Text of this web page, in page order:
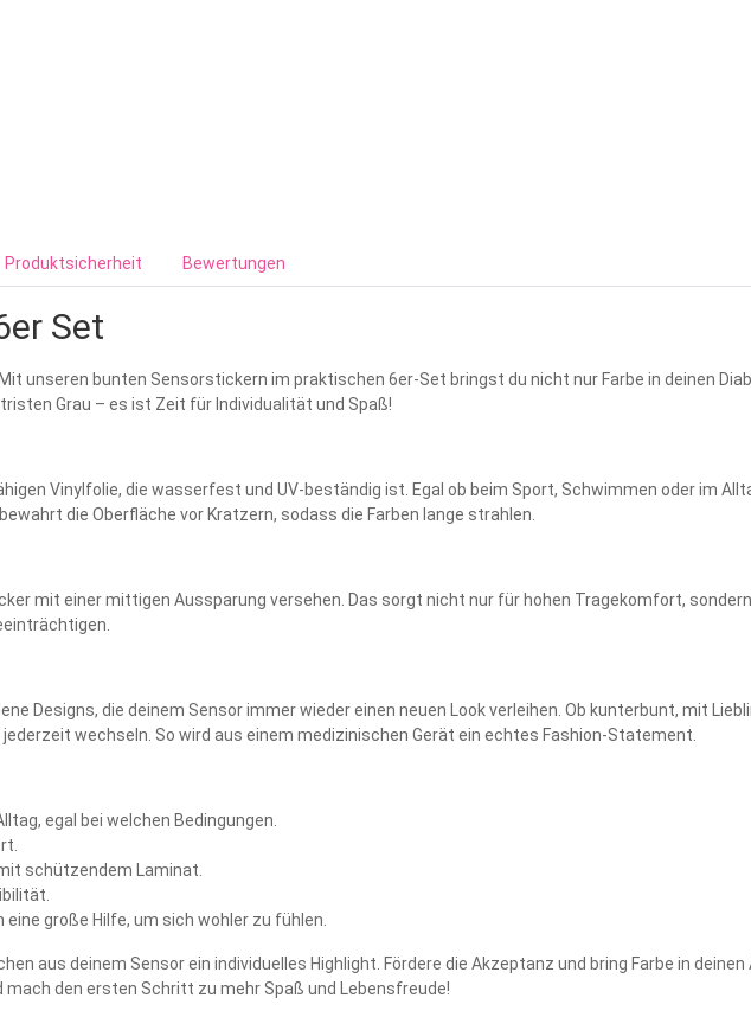
Produktsicherheit Bewertungen
Set
unseren bunten Sensorstickern im praktischen 6er-Set bringst du nicht nur Farbe in deinen
Grau – es ist Zeit für Individualität und Spaß!
Vinylfolie, die wasserfest und UV-beständig ist. Egal ob beim Sport, Schwimmen oder im
die Oberfläche vor Kratzern, sodass die Farben lange strahlen.
mit einer mittigen Aussparung versehen. Das sorgt nicht nur für hohen Tragekomfort,
Designs, die deinem Sensor immer wieder einen neuen Look verleihen. Ob kunterbunt, mit
wechseln. So wird aus einem medizinischen Gerät ein echtes Fashion-Statement.
egal bei welchen Bedingungen.
schützendem Laminat.
große Hilfe, um sich wohler zu fühlen.
aus deinem Sensor ein individuelles Highlight. Fördere die Akzeptanz und bring Farbe in
den ersten Schritt zu mehr Spaß und Lebensfreude!